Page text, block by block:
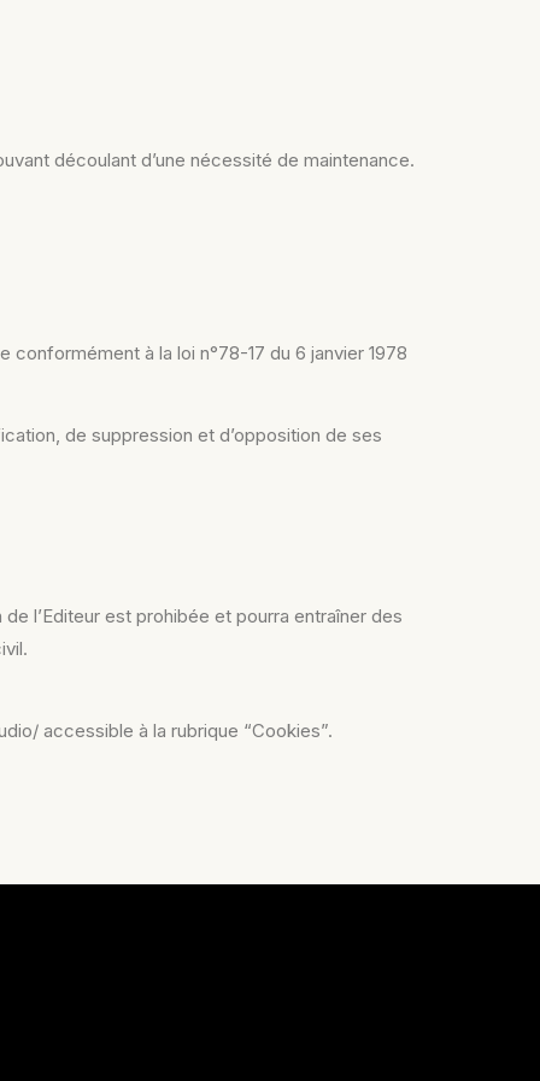
découlant d’une nécessité de maintenance.
conformément à la loi n°78-17 du 6 janvier 1978
de suppression et d’opposition de ses
de l’Editeur est prohibée et pourra entraîner des
accessible à la rubrique “Cookies”.